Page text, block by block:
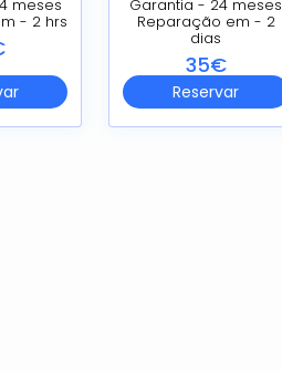
meses
- 2 hrs
Garantia - 24 meses
Reparação em - 2
dias
35€
Reservar